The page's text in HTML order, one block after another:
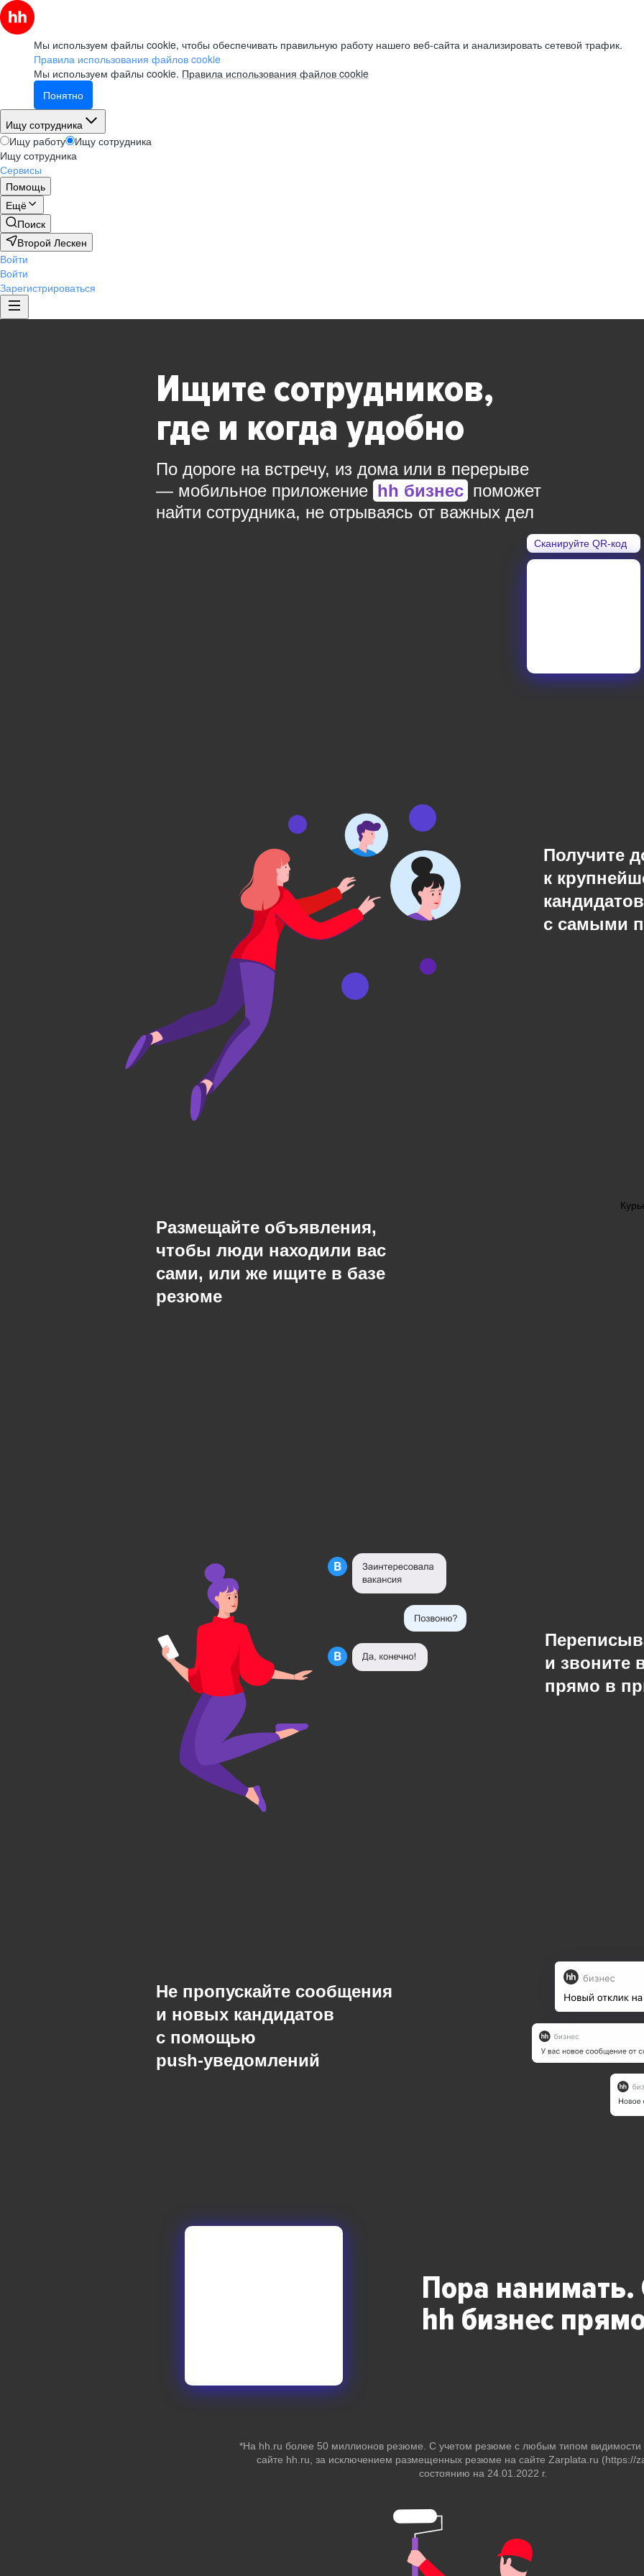
Мы используем файлы cookie, чтобы обеспечивать правильную работу нашего веб-сайта и анализировать сетевой трафик.
Правила использования файлов cookie
Мы используем файлы cookie. Правила использования файлов cookie
Понятно
Ищу сотрудника
Ищу работу
Ищу сотрудника
Ищу сотрудника
Сервисы
Помощь
Ещё
Поиск
Второй Лескен
Войти
Войти
Зарегистрироваться
Ищите сотрудников,
где и когда удобно
По дороге на встречу, из дома или в перерыве
— мобильное приложение hh бизнес поможет
найти сотрудника, не отрываясь от важных дел
Сканируйте QR-код
Получите
к
с самыми
Размещайте объявления,
чтобы люди находили вас
сами, или же ищите в базе
резюме
и звоните
прямо в
Не пропускайте сообщения
и новых кандидатов
с помощью
push-уведомлений
Пора нанимать.
hh бизнес
*На hh.ru более 50 миллионов резюме. С учетом резюме с любым типом
сайте hh.ru, за исключением размещенных резюме на сайте Zarplata.ru (https://
состоянию на 24.01.2022 г.